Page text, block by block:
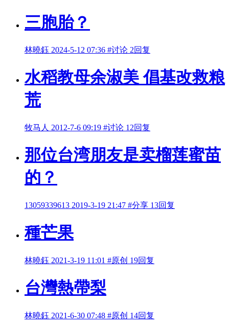
三胞胎？
林曉鈺 2024-5-12 07:36 #讨论 2回复
水稻教母余淑美 倡基改救粮
荒
牧马人 2012-7-6 09:19 #讨论 12回复
那位台湾朋友是卖榴莲蜜苗
的？
13059339613 2019-3-19 21:47 #分享 13回复
種芒果
林曉鈺 2021-3-19 11:01 #原创 19回复
台灣熱帶梨
林曉鈺 2021-6-30 07:48 #原创 14回复